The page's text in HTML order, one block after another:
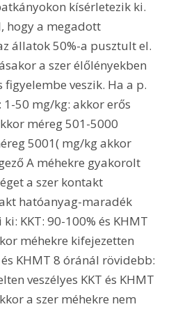
kísérletezik ki.
hogy a megadott
állatok 50%-a pusztult el.
a szer élőlényekben
veszik. Ha a p.
1-50 mg/kg: akkor erős
méreg 501-5000
5001( mg/kg akkor
A méhekre gyakorolt
a szer kontakt
hatóanyag-maradék
KKT: 90-100% és KHMT
méhekre kifejezetten
KHMT 8 óránál rövidebb:
veszélyes KKT és KHMT
a szer méhekre nem